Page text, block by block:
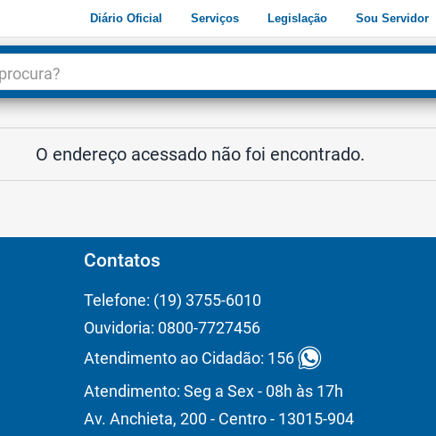
Diário Oficial Serviços Legislação Sou Servidor
O endereço acessado não foi encontrado.
Contatos
Telefone: (19) 3755-6010
Ouvidoria: 0800-7727456
Atendimento ao Cidadão: 156
Atendimento: Seg a Sex - 08h às 17h
Av. Anchieta, 200 - Centro - 13015-904